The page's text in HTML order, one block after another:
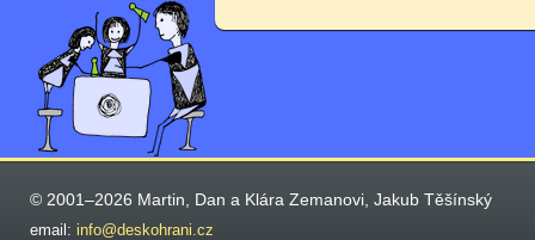
© 2001–2026 Martin, Dan a Klára Zemanovi, Jakub Těšínský
email: info@deskohrani.cz